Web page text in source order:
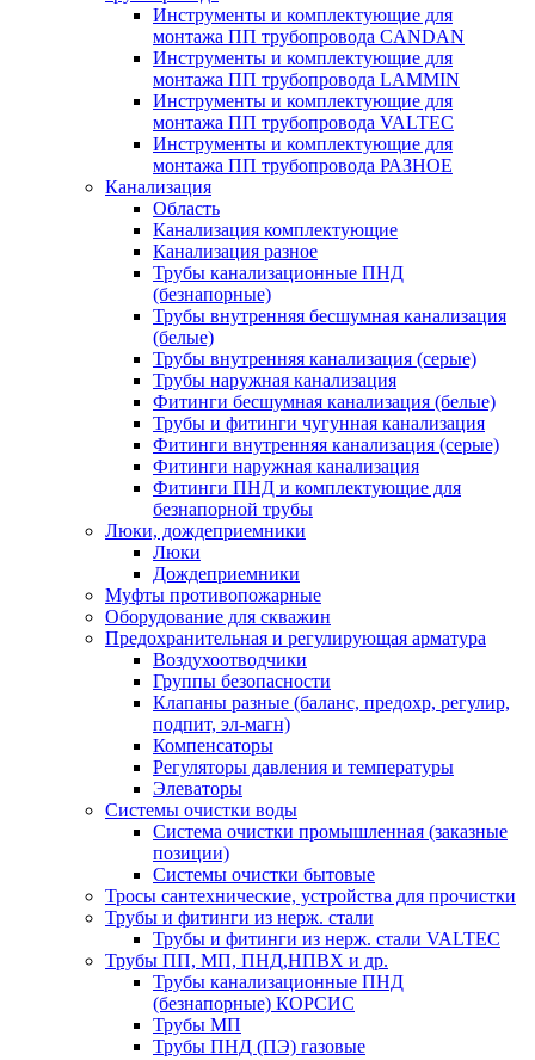
Инструменты и комплектующие для
монтажа ПП трубопровода CANDAN
Инструменты и комплектующие для
монтажа ПП трубопровода LAMMIN
Инструменты и комплектующие для
монтажа ПП трубопровода VALTEC
Инструменты и комплектующие для
монтажа ПП трубопровода РАЗНОЕ
Канализация
Область
Канализация комплектующие
Канализация разное
Трубы канализационные ПНД
(безнапорные)
Трубы внутренняя бесшумная канализация
(белые)
Трубы внутренняя канализация (серые)
Трубы наружная канализация
Фитинги бесшумная канализация (белые)
Трубы и фитинги чугунная канализация
Фитинги внутренняя канализация (серые)
Фитинги наружная канализация
Фитинги ПНД и комплектующие для
безнапорной трубы
Люки, дождеприемники
Люки
Дождеприемники
Муфты противопожарные
Оборудование для скважин
Предохранительная и регулирующая арматура
Воздухоотводчики
Группы безопасности
Клапаны разные (баланс, предохр, регулир,
подпит, эл-магн)
Компенсаторы
Регуляторы давления и температуры
Элеваторы
Системы очистки воды
Система очистки промышленная (заказные
позиции)
Системы очистки бытовые
Тросы сантехнические, устройства для прочистки
Трубы и фитинги из нерж. стали
Трубы и фитинги из нерж. стали VALTEC
Трубы ПП, МП, ПНД,НПВХ и др.
Трубы канализационные ПНД
(безнапорные) КОРСИС
Трубы МП
Трубы ПНД (ПЭ) газовые